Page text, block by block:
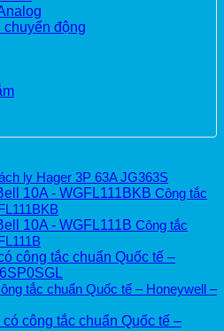
chuyển động
ly Hager 3P 63A JG363S
Công tắc
Công tắc
tắc chuẩn Quốc tế – Honeywell –